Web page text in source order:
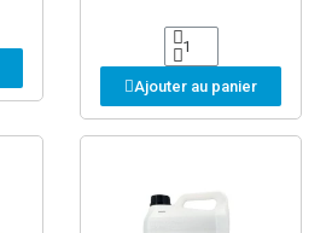
Ajouter au panier